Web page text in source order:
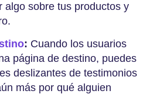
algo sobre tus productos y
: Cuando los usuarios
página de destino, puedes
deslizantes de testimonios
más por qué alguien